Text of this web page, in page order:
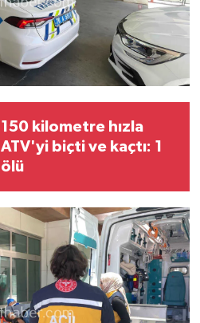
150 kilometre hızla
ATV'yi biçti ve kaçtı: 1
ölü